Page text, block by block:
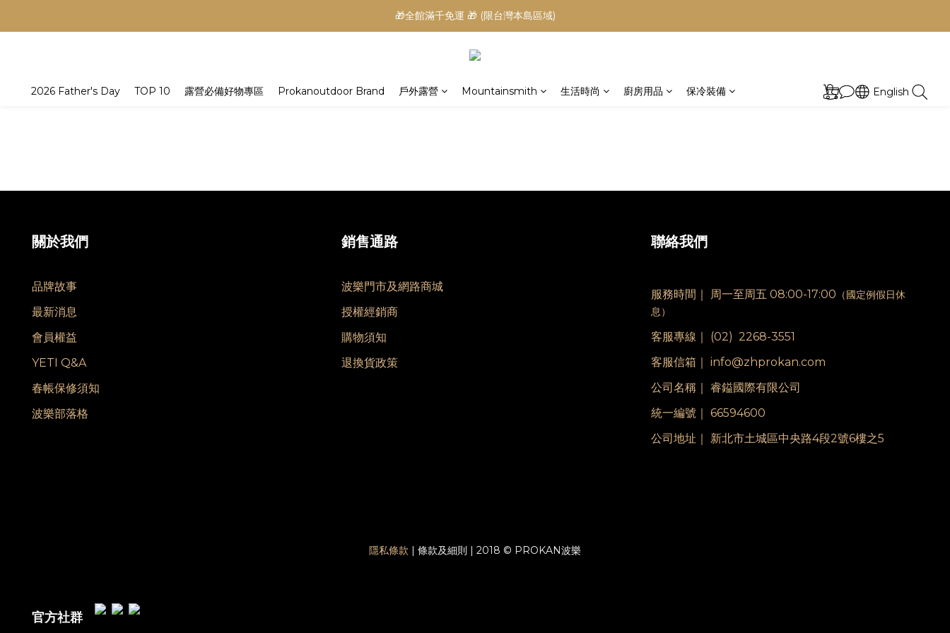
🎁全館滿千免運 🎁 (限台灣本島區域)
2026 Father's Day TOP 10 露營必備好物專區 Prokanoutdoor Brand 戶外露營 Mountainsmith 生活時尚 廚房用品 保冷裝備 English
關於我們
品牌故事
最新消息
會員權益
YETI Q&A
春帳保修須知
波樂部落格
銷售通路
波樂門市及網路商城
授權經銷商
購物須知
退換貨政策
聯絡我們
服務時間｜ 周一至周五 08:00-17:00 （國定例假日休
息）
客服專線｜ (02) 2268-3551
客服信箱｜ info@zhprokan.com
公司名稱｜ 睿鎰國際有限公司
統一編號｜ 66594600
公司地址｜ 新北市土城區中央路4段2號6樓之5
隱私條款 | 條款及細則 | 2018 © PROKAN波樂
官方社群